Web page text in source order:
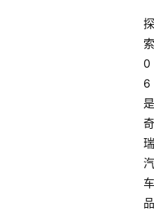
探
索
0
6
是
奇
瑞
汽
车
品